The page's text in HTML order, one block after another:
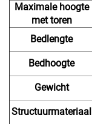
Maximale hoogte
met toren
Bedlengte
Bedhoogte
Gewicht
Structuurmateriaal